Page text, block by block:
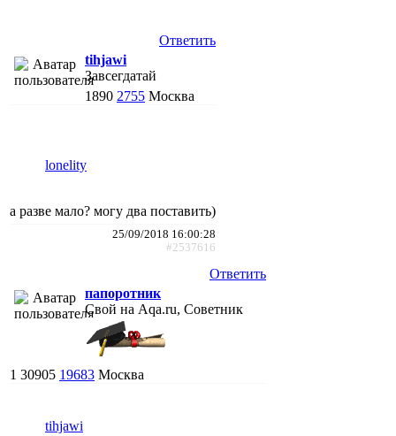
Ответить
tihjawi
Завсегдатай
1890 2755 Москва
lonelity
а разве мало? могу два поставить)
25/09/2018 16:00:28
#2537616
Ответить
папоротник
Свой на Aqa.ru, Советник
1 30905 19683 Москва
tihjawi